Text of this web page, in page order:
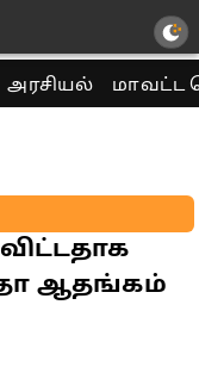
அரசியல் மாவட்ட
ஆதங்கம்